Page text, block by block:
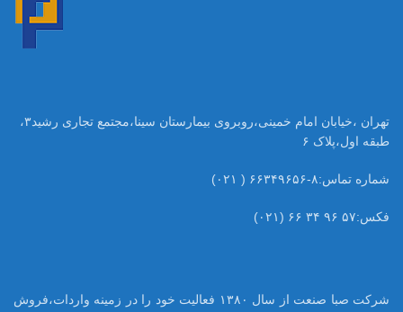
تهران ،خیابان امام خمینی،روبروی بیمارستان سینا،مجتمع تجاری رشید۳،
طبقه اول،پلاک ۶
شماره تماس:۸-۶۶۳۴۹۶۵۶ ( ۰۲۱)
فکس:۵۷ ۹۶ ۳۴ ۶۶ (۰۲۱)
شرکت صبا صنعت از سال ۱۳۸۰ فعالیت خود را در زمینه واردات،فروش